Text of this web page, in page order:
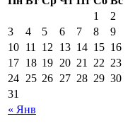
« Янв
1
2
3
4 5 6 7 8
9
10 11 12 13 14 15 16
17 18 19 20 21 22 23
24 25 26 27 28 29 30
31